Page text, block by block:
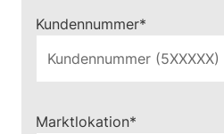
Pflichtfeld
Kundennummer*
Pflichtfeld
Marktlokation*